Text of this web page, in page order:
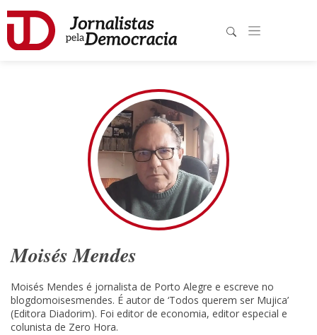
Moisés Mendes
Moisés Mendes é jornalista de Porto Alegre e escreve no
blogdomoisesmendes. É autor de ‘Todos querem ser Mujica’
(Editora Diadorim). Foi editor de economia, editor especial e
colunista de Zero Hora.